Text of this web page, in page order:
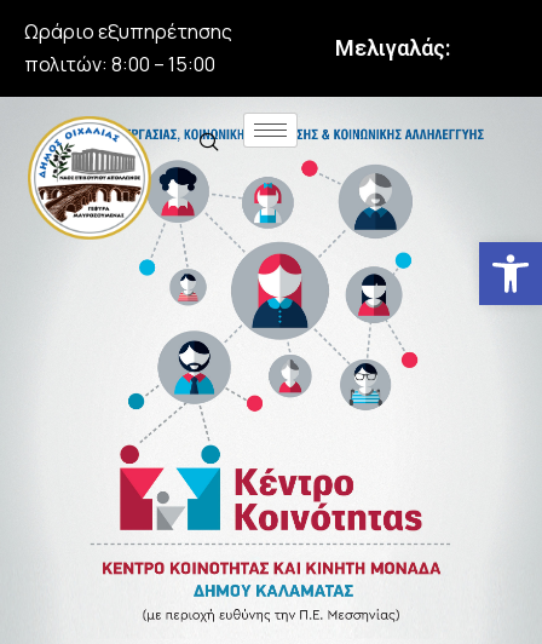
Ωράριο εξυπηρέτησης
πολιτών: 8:00 – 15:00
Μελιγαλάς: